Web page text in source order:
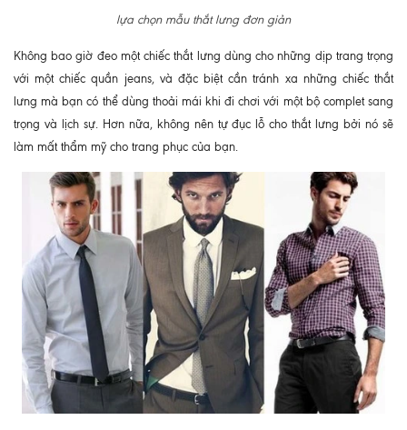
lựa chọn mẫu thắt lưng đơn giản
Không bao giờ đeo một chiếc thắt lưng dùng cho những dịp trang trọng
với một chiếc quần jeans, và đặc biệt cần tránh xa những chiếc thắt
lưng mà bạn có thể dùng thoải mái khi đi chơi với một bộ complet sang
trọng và lịch sự. Hơn nữa, không nên tự đục lỗ cho thắt lưng bởi nó sẽ
làm mất thẩm mỹ cho trang phục của bạn.